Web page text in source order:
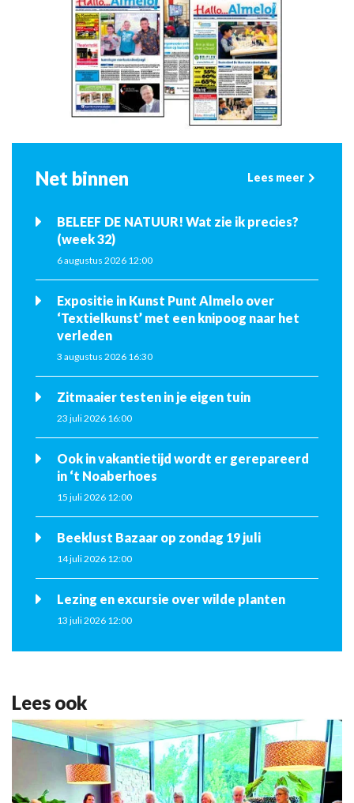
Net binnen Lees meer
BELEEF DE NATUUR! Wat zie ik precies?
(week 32)
6 augustus 2026 12:00
Expositie in Kunst Punt Almelo over
‘Textielkunst’ met een knipoog naar het
verleden
3 augustus 2026 16:30
Zitmaaier testen in je eigen tuin
23 juli 2026 16:00
Ook in vakantietijd wordt er gerepareerd
in ‘t Noaberhoes
15 juli 2026 12:00
Beeklust Bazaar op zondag 19 juli
14 juli 2026 12:00
Lezing en excursie over wilde planten
13 juli 2026 12:00
Lees ook